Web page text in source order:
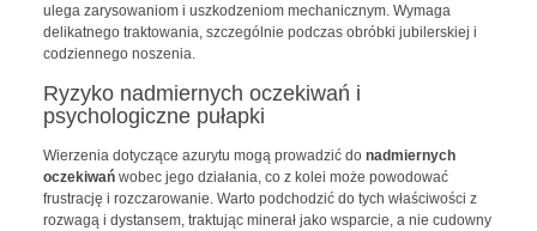
ulega zarysowaniom i uszkodzeniom mechanicznym. Wymaga
delikatnego traktowania, szczególnie podczas obróbki jubilerskiej i
codziennego noszenia.
Ryzyko nadmiernych oczekiwań i
psychologiczne pułapki
Wierzenia dotyczące azurytu mogą prowadzić do nadmiernych
oczekiwańwobec jego działania, co z kolei może powodować
frustrację i rozczarowanie. Warto podchodzić do tych właściwości z
rozwagą i dystansem, traktując minerał jako wsparcie, a nie cudowny